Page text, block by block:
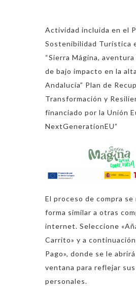
Actividad incluida en el
Sostenibilidad Turística
“Sierra Mágina,
de bajo impacto en la
Andalucía” Plan de
Transformación y
financiado por la Unión
NextGenerationEU”
El proceso de compra se
forma similar a otras
internet. Seleccione
Carrito» y a continuación
Pago», donde se le
ventana para reflejar
personales.